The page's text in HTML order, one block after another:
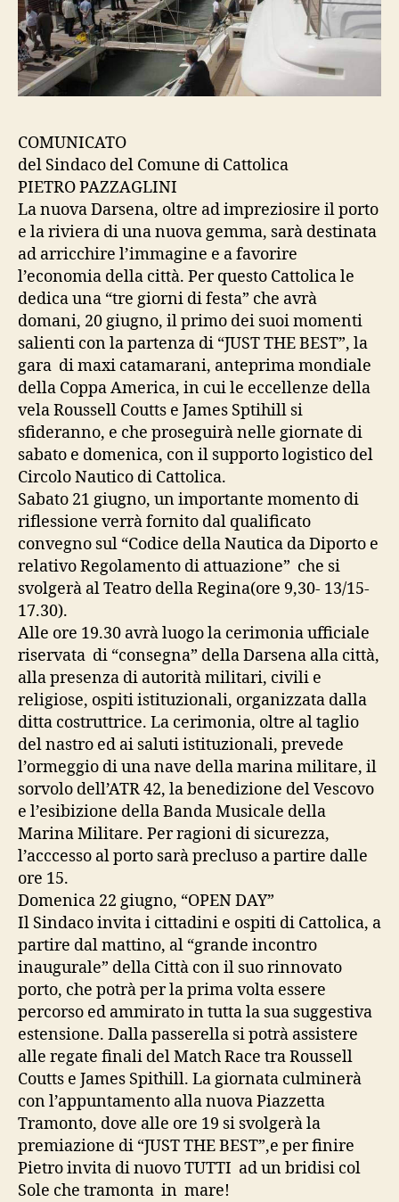
COMUNICATO
del Sindaco del Comune di Cattolica
PIETRO PAZZAGLINI
La nuova Darsena, oltre ad impreziosire il porto
e la riviera di una nuova gemma, sarà destinata
ad arricchire l’immagine e a favorire
l’economia della città. Per questo Cattolica le
dedica una “tre giorni di festa” che avrà
domani, 20 giugno, il primo dei suoi momenti
salienti con la partenza di “JUST THE BEST”, la
gara di maxi catamarani, anteprima mondiale
della Coppa America, in cui le eccellenze della
vela Roussell Coutts e James Sptihill si
sfideranno, e che proseguirà nelle giornate di
sabato e domenica, con il supporto logistico del
Circolo Nautico di Cattolica.
Sabato 21 giugno, un importante momento di
riflessione verrà fornito dal qualificato
convegno sul “Codice della Nautica da Diporto e
relativo Regolamento di attuazione” che si
svolgerà al Teatro della Regina(ore 9,30- 13/15-
17.30).
Alle ore 19.30 avrà luogo la cerimonia ufficiale
riservata di “consegna” della Darsena alla città,
alla presenza di autorità militari, civili e
religiose, ospiti istituzionali, organizzata dalla
ditta costruttrice. La cerimonia, oltre al taglio
del nastro ed ai saluti istituzionali, prevede
l’ormeggio di una nave della marina militare, il
sorvolo dell’ATR 42, la benedizione del Vescovo
e l’esibizione della Banda Musicale della
Marina Militare. Per ragioni di sicurezza,
l’acccesso al porto sarà precluso a partire dalle
ore 15.
Domenica 22 giugno, “OPEN DAY”
Il Sindaco invita i cittadini e ospiti di Cattolica, a
partire dal mattino, al “grande incontro
inaugurale” della Città con il suo rinnovato
porto, che potrà per la prima volta essere
percorso ed ammirato in tutta la sua suggestiva
estensione. Dalla passerella si potrà assistere
alle regate finali del Match Race tra Roussell
Coutts e James Spithill. La giornata culminerà
con l’appuntamento alla nuova Piazzetta
Tramonto, dove alle ore 19 si svolgerà la
premiazione di “JUST THE BEST”,e per finire
Pietro invita di nuovo TUTTI ad un bridisi col
Sole che tramonta in mare!